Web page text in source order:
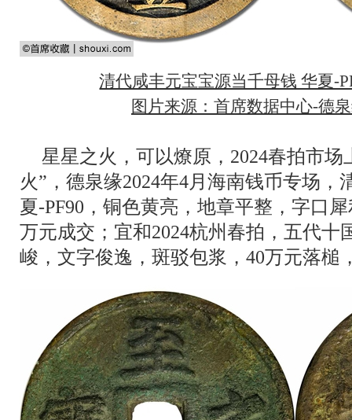
清代咸丰元宝宝源当千母钱 华夏-
图片来源：首席数据中心-德
星星之火，可以燎原，2024春拍市
火”，德泉缘2024年4月海南钱币专场
夏-PF90，铜色黄亮，地章平整，字口
万元成交；宜和2024杭州春拍，五代十
峻，文字俊逸，斑驳包浆，40万元落槌